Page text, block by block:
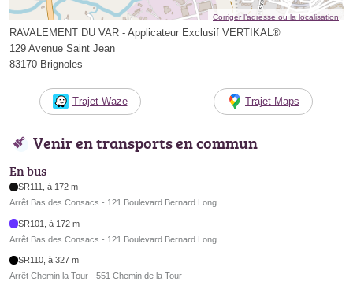
Corriger l’adresse ou la localisation
RAVALEMENT DU VAR - Applicateur Exclusif VERTIKAL®
129 Avenue Saint Jean
83170 Brignoles
Trajet Waze Trajet Maps
Venir en transports en commun
En bus
SR111, à 172 m
Arrêt Bas des Consacs - 121 Boulevard Bernard Long
SR101, à 172 m
Arrêt Bas des Consacs - 121 Boulevard Bernard Long
SR110, à 327 m
Arrêt Chemin la Tour - 551 Chemin de la Tour